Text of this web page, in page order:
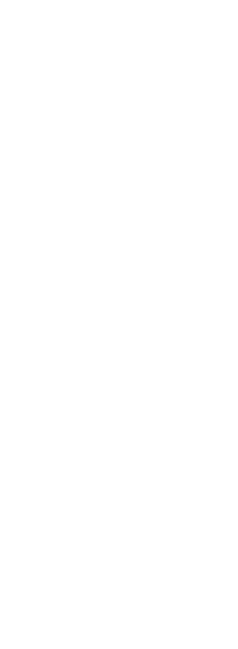
estudantes,
com estrutura, não
Preto está
ou Ribeirão Preto)
tudo vai empilhando.
porque, você consegue
com mais conforto.
Preto estão num
trazendo uma proposta
que conversam
essa fase costuma
da virada de preço que
no topo da lista. Da
nesses dois pontos.
com